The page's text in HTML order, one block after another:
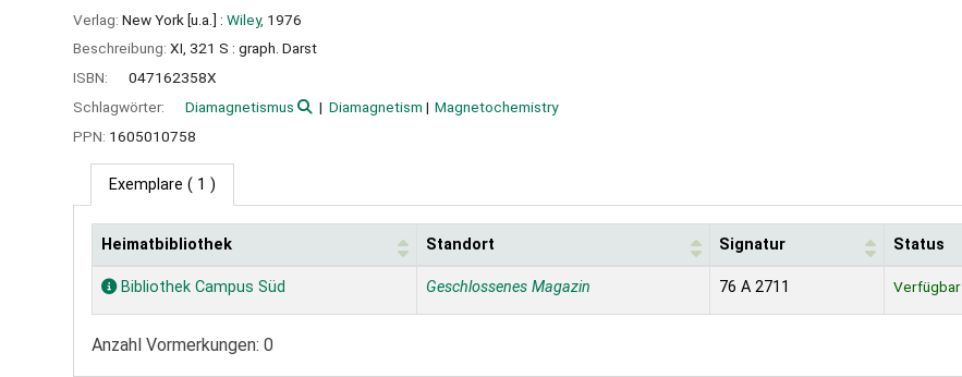
Verlag: New York [u.a.] : Wiley, 1976
Beschreibung: XI, 321 S : graph. Darst
ISBN:
047162358X
Schlagwörter:
Diamagnetismus Diamagnetism
Magnetochemistry
PPN: 1605010758
Exemplare ( 1 )
Exemplare
Heimatbibliothek Standort Signatur Status
Bibliothek Campus Süd Geschlossenes Magazin 76 A 2711 Verfügbar
Anzahl Vormerkungen: 0